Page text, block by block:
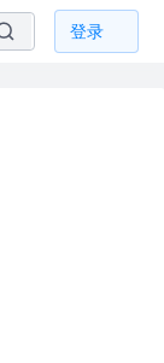
登录